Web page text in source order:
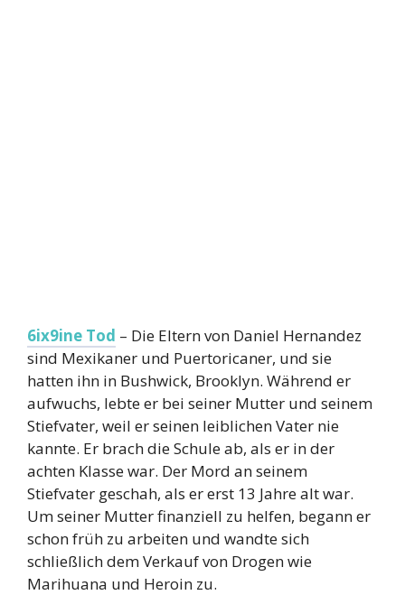
6ix9ine Tod – Die Eltern von Daniel Hernandez
sind Mexikaner und Puertoricaner, und sie
hatten ihn in Bushwick, Brooklyn. Während er
aufwuchs, lebte er bei seiner Mutter und seinem
Stiefvater, weil er seinen leiblichen Vater nie
kannte. Er brach die Schule ab, als er in der
achten Klasse war. Der Mord an seinem
Stiefvater geschah, als er erst 13 Jahre alt war.
Um seiner Mutter finanziell zu helfen, begann er
schon früh zu arbeiten und wandte sich
schließlich dem Verkauf von Drogen wie
Marihuana und Heroin zu.